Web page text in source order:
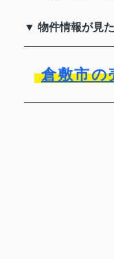
▼ 物件情報が見
倉敷市の